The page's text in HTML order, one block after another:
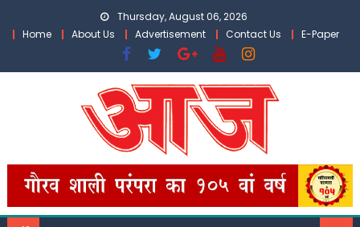
Thursday, August 06, 2026
Home
About Us Advertisement Contact Us E-Paper